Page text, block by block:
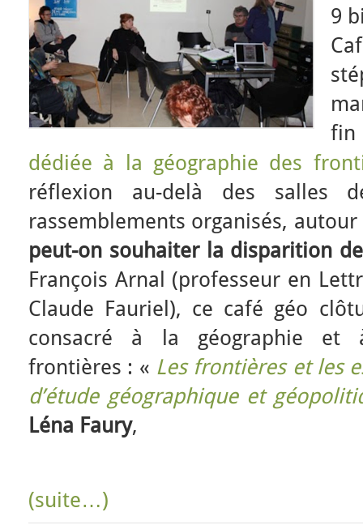
9
fin
dédiée à la géographie des
réflexion au-delà des salles
rassemblements organisés,
peut-on souhaiter la disparition
François Arnal (professeur en
Claude Fauriel), ce café géo
consacré à la géographie et
frontières : « Les frontières et les
d’étude géographique et
Léna Faury,
(suite…)